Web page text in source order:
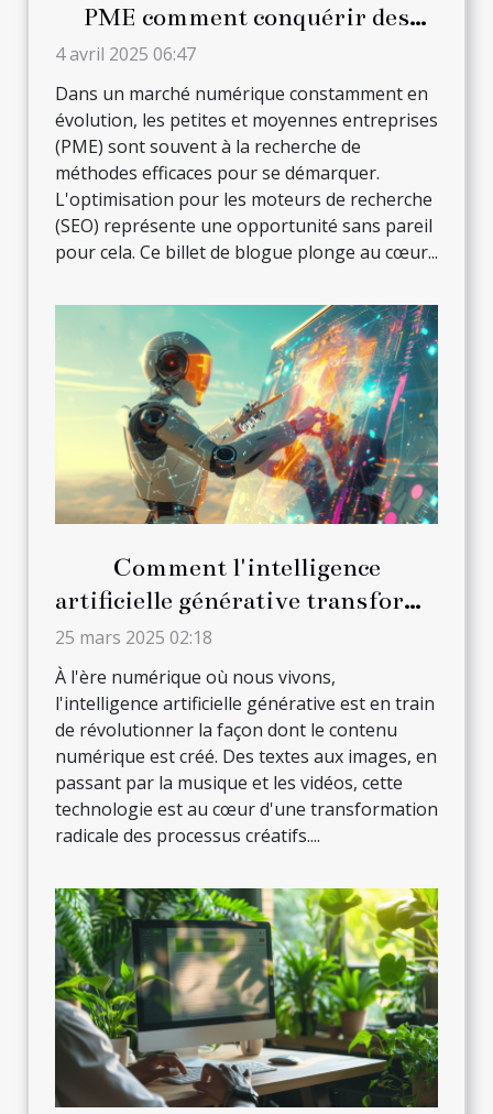
PME comment conquérir des
niches peu compétitives
4 avril 2025 06:47
Dans un marché numérique constamment en
évolution, les petites et moyennes entreprises
(PME) sont souvent à la recherche de
méthodes efficaces pour se démarquer.
L'optimisation pour les moteurs de recherche
(SEO) représente une opportunité sans pareil
pour cela. Ce billet de blogue plonge au cœur...
Comment l'intelligence
artificielle générative transforme
la création de contenu numérique
25 mars 2025 02:18
À l'ère numérique où nous vivons,
l'intelligence artificielle générative est en train
de révolutionner la façon dont le contenu
numérique est créé. Des textes aux images, en
passant par la musique et les vidéos, cette
technologie est au cœur d'une transformation
radicale des processus créatifs....